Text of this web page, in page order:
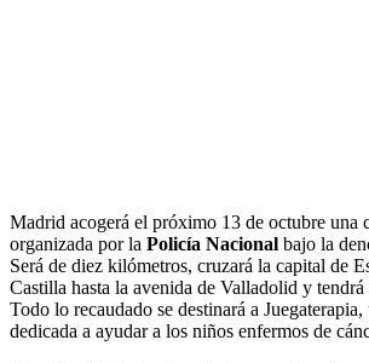
Madrid acogerá el próximo 13 de octubre una
organizada por la Policía Nacional bajo la
Será de diez kilómetros, cruzará la capital de
Castilla hasta la avenida de Valladolid y
Todo lo recaudado se destinará a
dedicada a ayudar a los niños enfermos de